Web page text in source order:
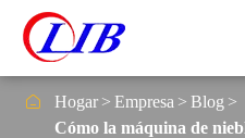
 Hogar Empresa
Blog
Cómo la máquina de